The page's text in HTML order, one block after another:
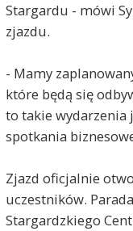
Stargardu - mówi
zjazdu.
- Mamy
które będą się
to takie wydarzenia
spotkania
Zjazd oficjalnie
uczestników.
Stargardzkiego